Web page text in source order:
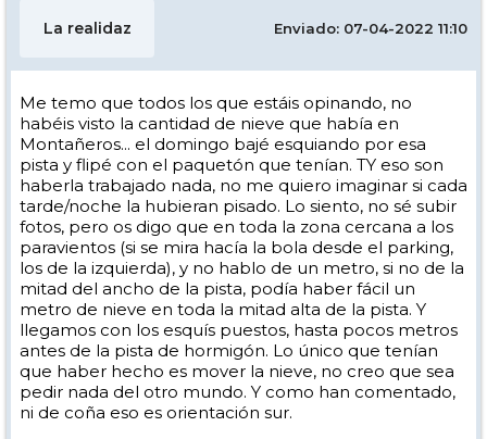
La realidaz Enviado: 07-04-2022 11:10
Me temo que todos los que estáis opinando, no
habéis visto la cantidad de nieve que había en
Montañeros... el domingo bajé esquiando por esa
pista y flipé con el paquetón que tenían. TY eso son
haberla trabajado nada, no me quiero imaginar si cada
tarde/noche la hubieran pisado. Lo siento, no sé subir
fotos, pero os digo que en toda la zona cercana a los
paravientos (si se mira hacía la bola desde el parking,
los de la izquierda), y no hablo de un metro, si no de la
mitad del ancho de la pista, podía haber fácil un
metro de nieve en toda la mitad alta de la pista. Y
llegamos con los esquís puestos, hasta pocos metros
antes de la pista de hormigón. Lo único que tenían
que haber hecho es mover la nieve, no creo que sea
pedir nada del otro mundo. Y como han comentado,
ni de coña eso es orientación sur.